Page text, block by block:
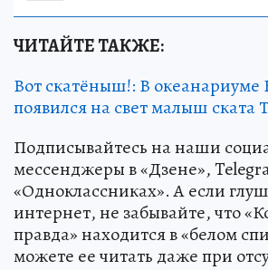
ЧИТАЙТЕ ТАКЖЕ:
Вот скатёныш!: В океанариуме
появился на свет малыш
Подписывайтесь на наши
мессенджеры в «Дзене»,
«Одноклассниках». А если
интернет, не забывайте, что
правда» находится в «белом
можете ее читать даже при